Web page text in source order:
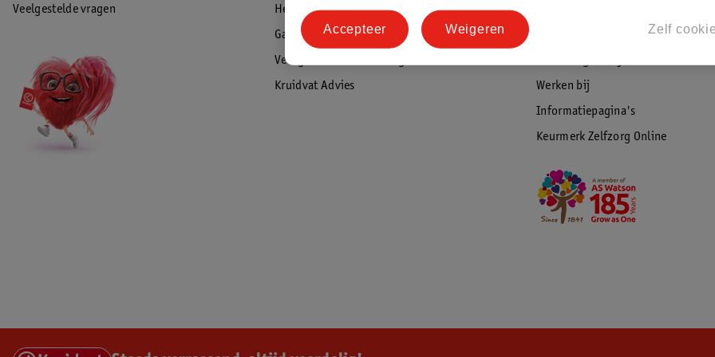
Veelgestelde vragen
Herroepen & retourneren
Garantie
Veiligheidswaarschuwingen
Kruidvat Advies
Werken bij
Informatiepagina's
Keurmerk Zelfzorg Online
Zelf
Weigeren
Accepteer